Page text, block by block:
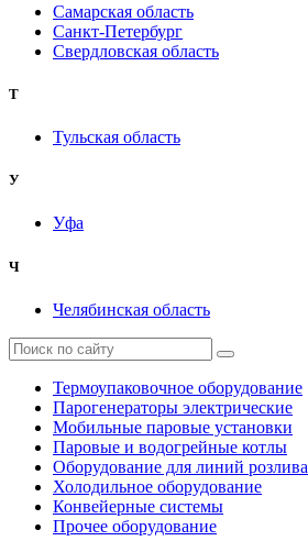
Самарская область
Санкт-Петербург
Свердловская область
Т
Тульская область
У
Уфа
Ч
Челябинская область
Термоупаковочное оборудование
Парогенераторы электрические
Мобильные паровые установки
Паровые и водогрейные котлы
Оборудование для линий розлива
Холодильное оборудование
Конвейерные системы
Прочее оборудование